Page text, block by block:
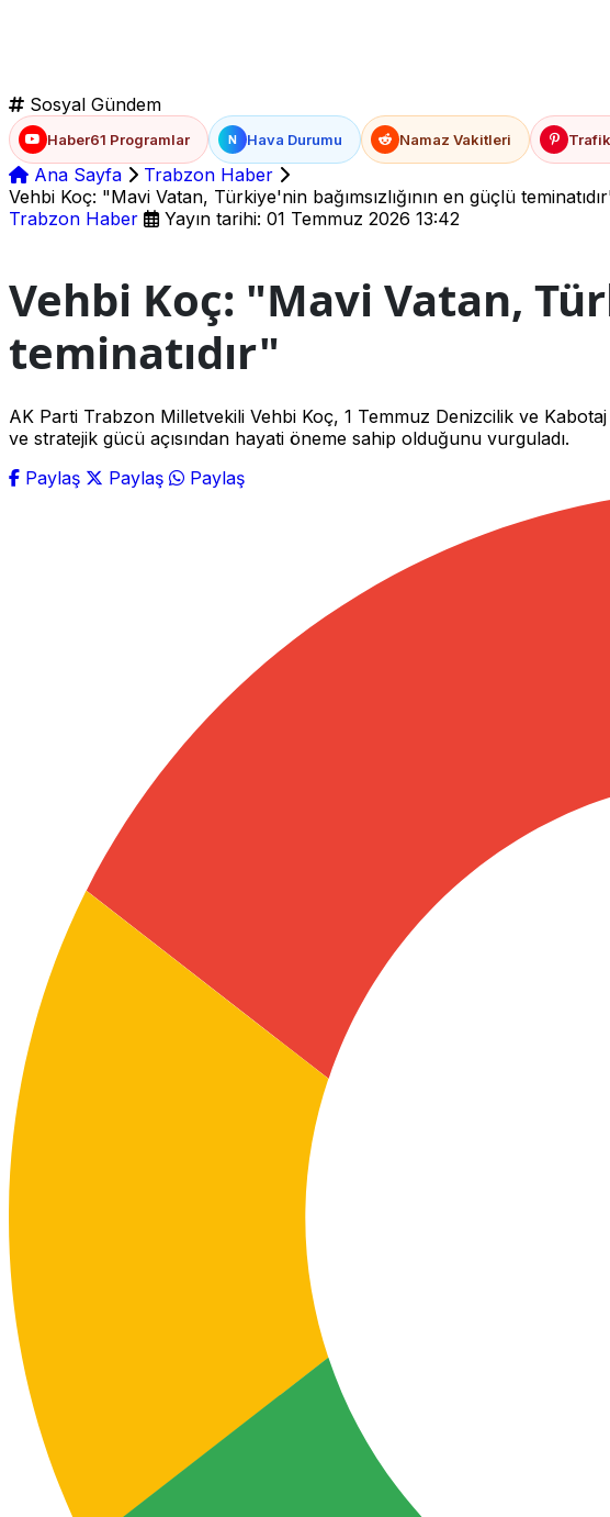
Sosyal Gündem
Haber61 Programlar N Hava Durumu Namaz Vakitleri
Ana Sayfa
Trabzon Haber
Vehbi Koç: "Mavi Vatan, Türkiye'nin bağımsızlığının en güçlü
Trabzon Haber
Yayın tarihi: 01 Temmuz 2026 13:42
Vehbi Koç: "Mavi Vatan,
teminatıdır"
AK Parti Trabzon Milletvekili Vehbi Koç, 1 Temmuz Denizcilik ve Kabotaj
ve stratejik gücü açısından hayati öneme sahip olduğunu vurguladı.
Paylaş
Paylaş Paylaş